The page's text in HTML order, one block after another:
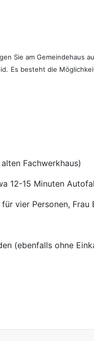
Sie am Gemeindehaus
Es besteht die
Fachwerkhaus)
12-15 Minuten
vier Personen,
(ebenfalls ohne